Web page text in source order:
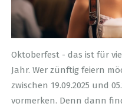
Oktoberfest - das ist für
Jahr. Wer zünftig feiern
zwischen 19.09.2025 und
vormerken. Denn dann